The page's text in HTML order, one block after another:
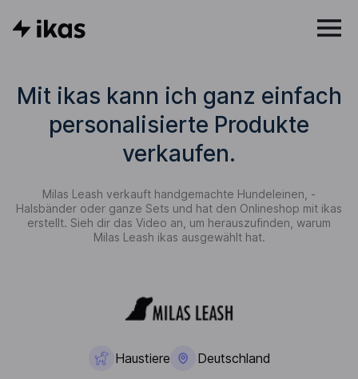
Mit ikas kann ich ganz einfach
personalisierte Produkte
verkaufen.
Milas Leash verkauft handgemachte Hundeleinen, -
Halsbänder oder ganze Sets und hat den Onlineshop mit ikas
erstellt. Sieh dir das Video an, um herauszufinden, warum
Milas Leash ikas ausgewählt hat.
Haustiere Deutschland